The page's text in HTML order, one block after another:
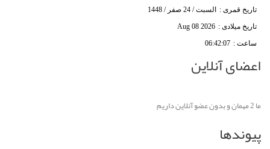
تاریخ قمری :
السبت / 24 صفر / 1448
تاریخ میلادی : Aug 08 2026
ساعت : 06:42:07
اعضای آنلاین
ما 2 مهمان و بدون عضو آنلاین داریم
پیوندها